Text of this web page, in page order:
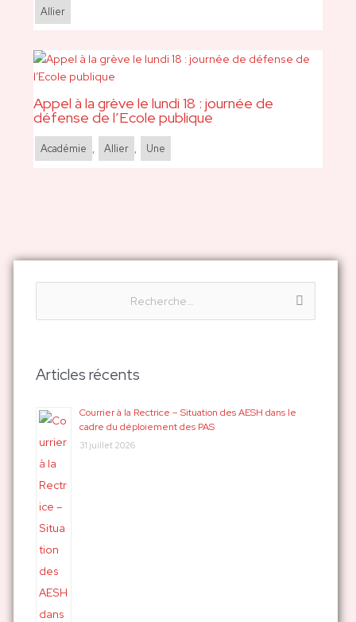
e
h
Articles récents
Courrier à la Rectrice – Situation des AESH dans le
cadre du déploiement des PAS
31 juillet 2026
Allier
Appel à la grève le lundi 18 : journée de
défense de l’Ecole publique
Académie , Allier , Une